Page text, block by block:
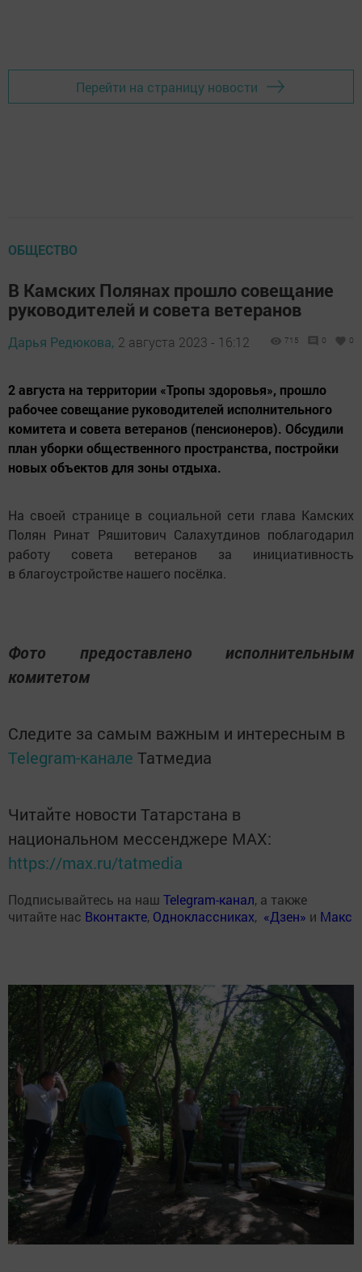
Перейти на страницу новости
ОБЩЕСТВО
В Камских Полянах прошло совещание
руководителей и совета ветеранов
Дарья Редюкова, 2 августа 2023 - 16:12 715 0 0
2 августа на территории «Тропы здоровья», прошло
рабочее совещание руководителей исполнительного
комитета и совета ветеранов (пенсионеров). Обсудили
план уборки общественного пространства, постройки
новых объектов для зоны отдыха.
На своей странице в социальной сети глава Камских
Полян Ринат Ряшитович Салахутдинов поблагодарил
работу совета ветеранов за инициативность
в благоустройстве нашего посёлка.
Фото предоставлено исполнительным
комитетом
Следите за самым важным и интересным в
Telegram-канале Татмедиа
Читайте новости Татарстана в
национальном мессенджере MАХ:
https://max.ru/tatmedia
Подписывайтесь на наш Telegram-канал, а также
читайте нас Вконтакте, Одноклассниках, «Дзен» и Макс